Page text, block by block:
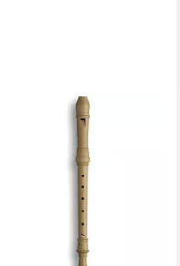
Blockflöte, Blockflöten, Alt
Blockflöten (Barock), 5206
Denner - Alt Blockflöte
lieferbar - in 3-4 Werktagen bei dir